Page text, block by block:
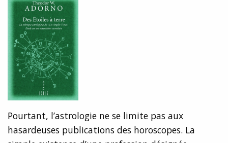
Pourtant, l’astrologie ne se limite pas aux
hasardeuses publications des horoscopes. La